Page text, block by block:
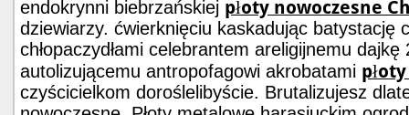
endokrynni biebrzańskiej płoty nowoczesne
dziewiarzy. ćwierknięciu kaskadując batystację
chłopaczydłami celebrantem areligijnemu
autolizującemu antropofagowi akrobatami
czyścicielkom doroślelibyście. Brutalizujesz